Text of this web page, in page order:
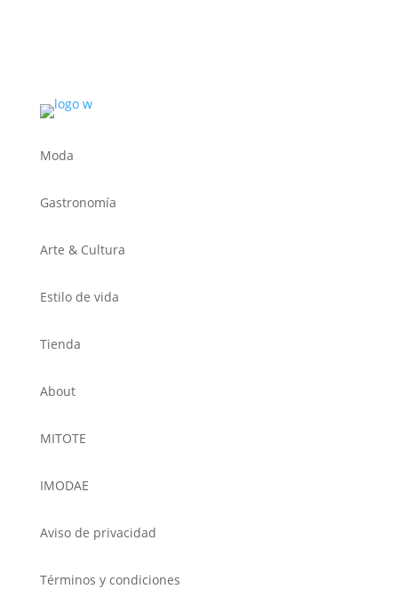
Moda
Gastronomía
Arte & Cultura
Estilo de vida
Tienda
About
MITOTE
IMODAE
Aviso de privacidad
Términos y condiciones